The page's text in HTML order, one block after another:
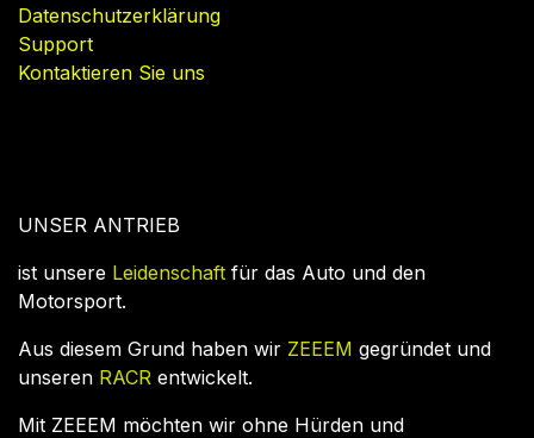
Datenschutzerklärung
Support
Kontaktieren Sie uns
UNSER ANTRIEB
ist unsere Leidenschaft für das Auto und den
Motorsport.
Aus diesem Grund haben wir ZEEEM gegründet und
unseren RACR entwickelt.
Mit ZEEEM möchten wir ohne Hürden und